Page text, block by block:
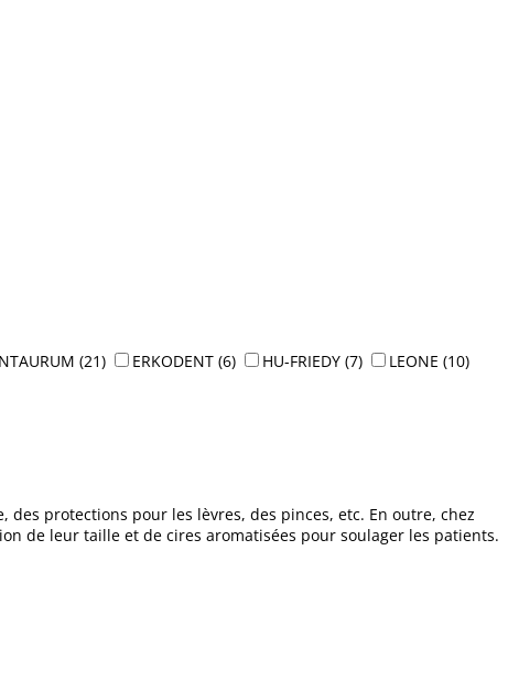
(21) ERKODENT (6) HU-FRIEDY (7) LEONE (10)
protections pour les lèvres, des pinces, etc. En outre, chez
de leur taille et de cires aromatisées pour soulager les patients.